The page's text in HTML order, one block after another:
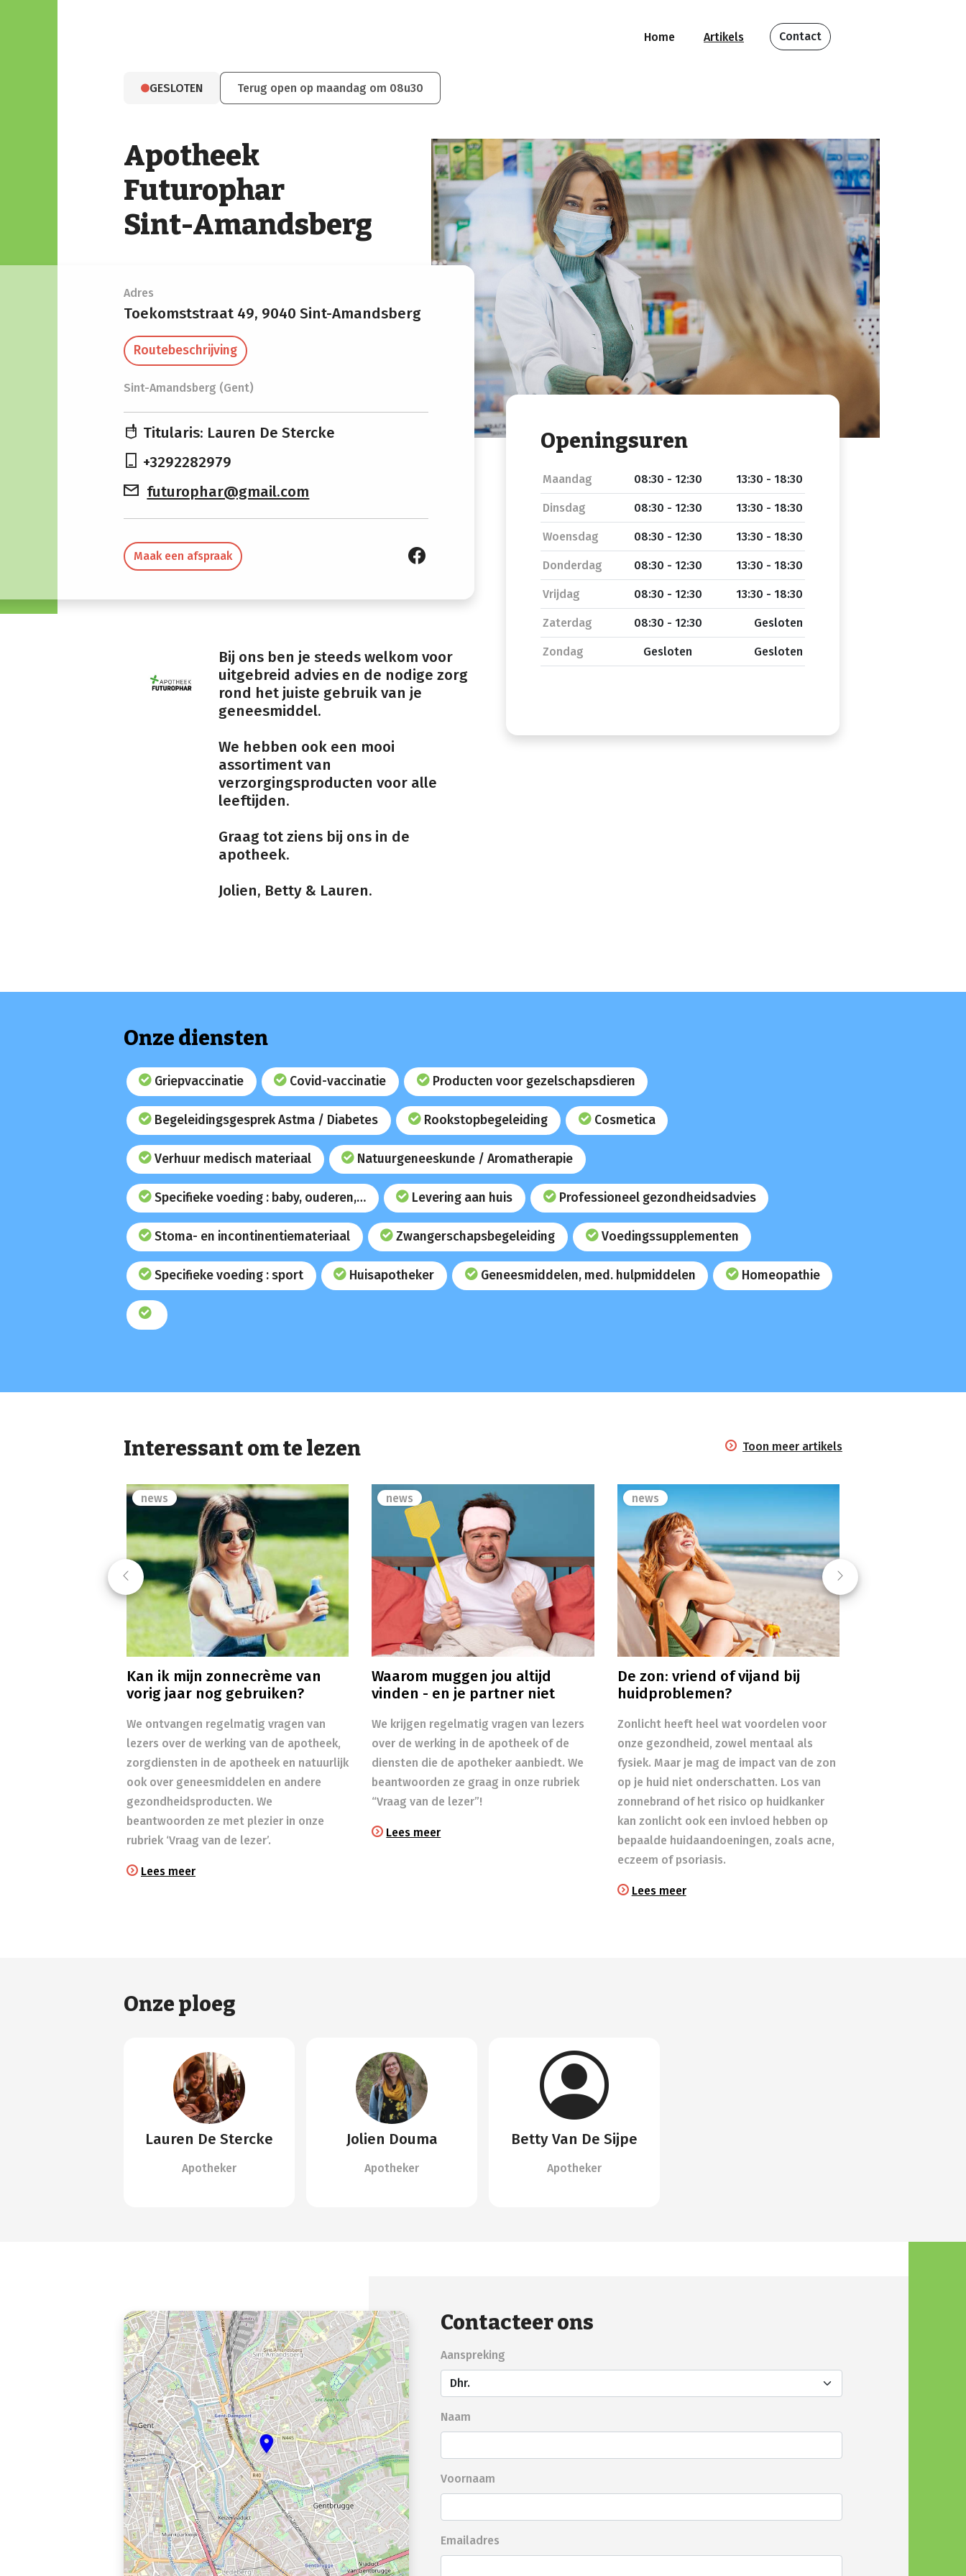
Home Artikels Contact
GESLOTEN Terug open op maandag om 08u30
Apotheek
Futurophar
Sint-Amandsberg
Adres
Toekomststraat 49, 9040 Sint-Amandsberg
Routebeschrijving
Sint-Amandsberg (Gent)
Titularis: Lauren De Stercke
+3292282979
futurophar@gmail.com
Maak een afspraak
Openingsuren
Maandag 08:30 - 12:30 13:30 - 18:30
Dinsdag 08:30 - 12:30 13:30 - 18:30
Woensdag 08:30 - 12:30 13:30 - 18:30
Donderdag 08:30 - 12:30 13:30 - 18:30
Vrijdag 08:30 - 12:30 13:30 - 18:30
Zaterdag 08:30 - 12:30 Gesloten
Zondag Gesloten Gesloten
Bij ons ben je steeds welkom voor
uitgebreid advies en de nodige zorg
rond het juiste gebruik van je
geneesmiddel.
We hebben ook een mooi
assortiment van
verzorgingsproducten voor alle
leeftijden.
Graag tot ziens bij ons in de
apotheek.
Jolien, Betty & Lauren.
Onze diensten
Griepvaccinatie Covid-vaccinatie Producten voor gezelschapsdieren
Begeleidingsgesprek Astma / Diabetes Rookstopbegeleiding Cosmetica
Verhuur medisch materiaal Natuurgeneeskunde / Aromatherapie
Specifieke voeding : baby, ouderen,… Levering aan huis Professioneel gezondheidsadvies
Stoma- en incontinentiemateriaal Zwangerschapsbegeleiding Voedingssupplementen
Specifieke voeding : sport Huisapotheker Geneesmiddelen, med. hulpmiddelen Homeopathie
Interessant om te lezen Toon meer artikels
Previous Next
news
Kan ik mijn zonnecrème van
vorig jaar nog gebruiken?
We ontvangen regelmatig vragen van
lezers over de werking van de apotheek,
zorgdiensten in de apotheek en natuurlijk
ook over geneesmiddelen en andere
gezondheidsproducten. We
beantwoorden ze met plezier in onze
rubriek ‘Vraag van de lezer’.
Lees meer
news
Waarom muggen jou altijd
vinden - en je partner niet
We krijgen regelmatig vragen van lezers
over de werking in de apotheek of de
diensten die de apotheker aanbiedt. We
beantwoorden ze graag in onze rubriek
“Vraag van de lezer”!
Lees meer
news
De zon: vriend of vijand bij
huidproblemen?
Zonlicht heeft heel wat voordelen voor
onze gezondheid, zowel mentaal als
fysiek. Maar je mag de impact van de zon
op je huid niet onderschatten. Los van
zonnebrand of het risico op huidkanker
kan zonlicht ook een invloed hebben op
bepaalde huidaandoeningen, zoals acne,
eczeem of psoriasis.
Lees meer
Onze ploeg
Lauren De Stercke
Apotheker
Jolien Douma
Apotheker
Betty Van De Sijpe
Apotheker
Contacteer ons
Aanspreking
Naam
Voornaam
Emailadres